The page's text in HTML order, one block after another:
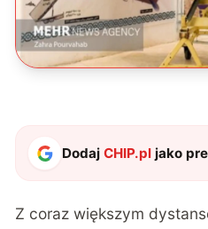
DodajCHIP.pl jako
Z coraz większym